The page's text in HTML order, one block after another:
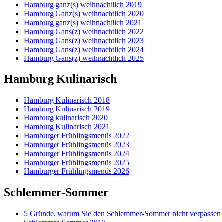
Hamburg ganz(s) weihnachtlich 2019
Hamburg Ganz(s) weihnachtlich 2020
Hamburg ganz(s) weihnachtlich 2021
Hamburg Gans(z) weihnachtlich 2022
Hamburg Gans(z) weihnachtlich 2023
Hamburg Gans(z) weihnachtlich 2024
Hamburg Gans(z) weihnachtlich 2025
Hamburg Kulinarisch
Hamburg Kulinarisch 2018
Hamburg Kulinarisch 2019
Hamburg kulinarisch 2020
Hamburg Kulinarisch 2021
Hamburger Frühlingsmenüs 2022
Hamburger Frühlingsmenüs 2023
Hamburger Frühlingsmenüs 2024
Hamburger Frühlingsmenüs 2025
Hamburger Frühlingsmenüs 2026
Schlemmer-Sommer
5 Gründe, warum Sie den Schlemmer-Sommer nicht